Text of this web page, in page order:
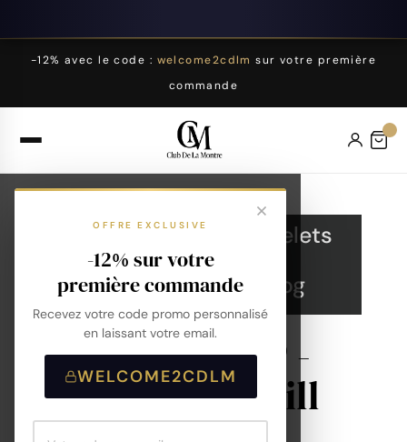
-12% avec le code : welcome2cdlm sur votre première
commande
OFFRE EXCLUSIVE
-12% sur votre
première commande
Recevez votre code promo personnalisé
en laissant votre email.
WELCOME2CDLM
Montres
Bracelets
Collections
Blog
Montre LIP -
T18 Churchill